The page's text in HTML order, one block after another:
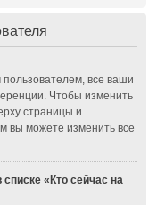
все ваши
Чтобы изменить
страницы и
вы можете изменить все
«Кто сейчас на